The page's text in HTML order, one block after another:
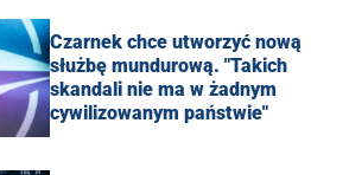
Czarnek chce utworzyć nową
służbę mundurową. "Takich
skandali nie ma w żadnym
cywilizowanym państwie"